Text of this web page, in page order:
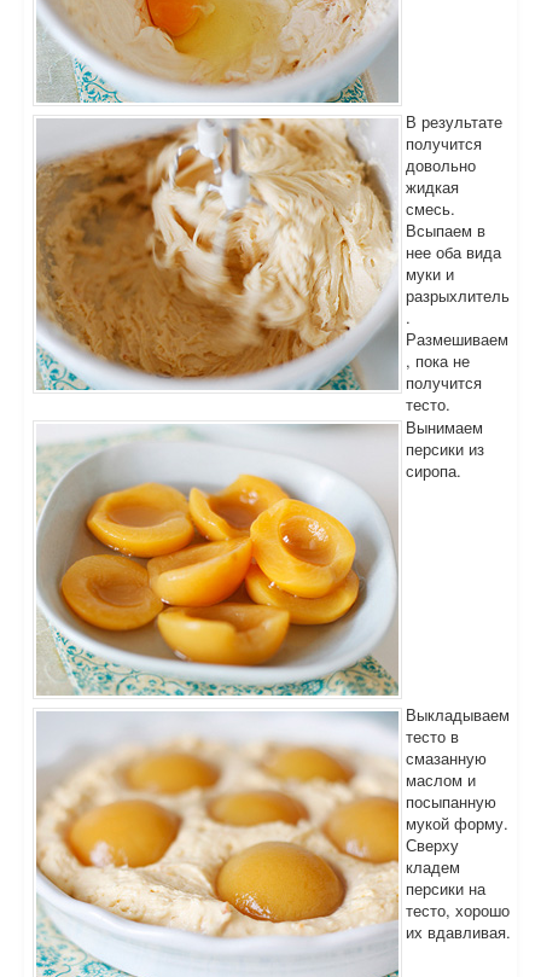
В результате
получится
довольно
жидкая
смесь.
Всыпаем в
нее оба вида
муки и
разрыхлитель
.
Размешиваем
, пока не
получится
тесто.
Вынимаем
персики из
сиропа.
Выкладываем
тесто в
смазанную
маслом и
посыпанную
мукой форму.
Сверху
кладем
персики на
тесто, хорошо
их вдавливая.